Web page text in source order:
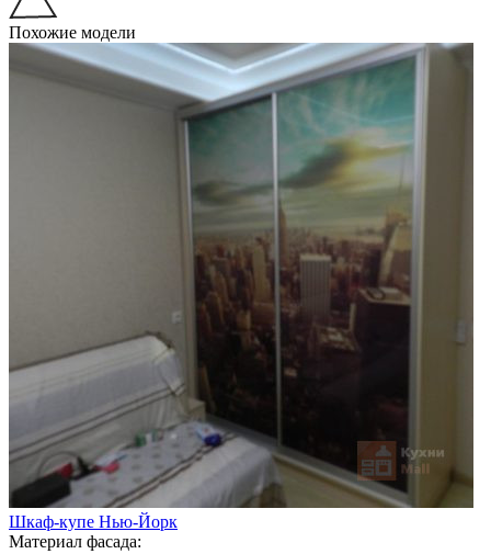
Похожие модели
Шкаф-купе Нью-Йорк
Материал фасада: